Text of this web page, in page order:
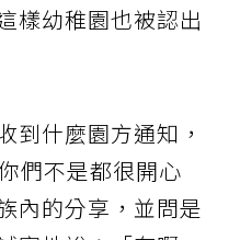
樣幼稚園也被認出
到什麼園方通知，
們不是都很開心
內的分享，並問是